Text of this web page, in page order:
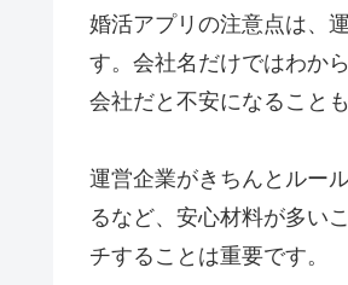
婚活アプリの注意点は、
す。会社名だけではわか
会社だと不安になることも
運営企業がきちんとルー
るなど、安心材料が多い
チすることは重要です。